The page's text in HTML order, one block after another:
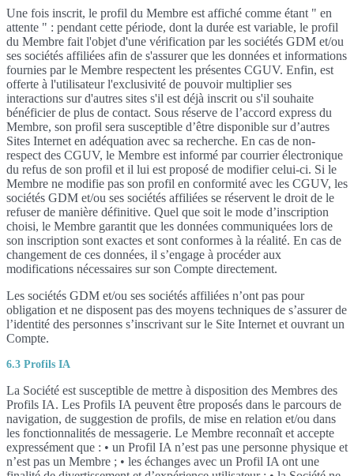
Une fois inscrit, le profil du Membre est affiché comme étant " en
attente " : pendant cette période, dont la durée est variable, le profil
du Membre fait l'objet d'une vérification par les sociétés GDM et/ou
ses sociétés affiliées afin de s'assurer que les données et informations
fournies par le Membre respectent les présentes CGUV. Enfin, est
offerte à l'utilisateur l'exclusivité de pouvoir multiplier ses
interactions sur d'autres sites s'il est déjà inscrit ou s'il souhaite
bénéficier de plus de contact. Sous réserve de l’accord express du
Membre, son profil sera susceptible d’être disponible sur d’autres
Sites Internet en adéquation avec sa recherche. En cas de non-
respect des CGUV, le Membre est informé par courrier électronique
du refus de son profil et il lui est proposé de modifier celui-ci. Si le
Membre ne modifie pas son profil en conformité avec les CGUV, les
sociétés GDM et/ou ses sociétés affiliées se réservent le droit de le
refuser de manière définitive. Quel que soit le mode d’inscription
choisi, le Membre garantit que les données communiquées lors de
son inscription sont exactes et sont conformes à la réalité. En cas de
changement de ces données, il s’engage à procéder aux
modifications nécessaires sur son Compte directement.
Les sociétés GDM et/ou ses sociétés affiliées n’ont pas pour
obligation et ne disposent pas des moyens techniques de s’assurer de
l’identité des personnes s’inscrivant sur le Site Internet et ouvrant un
Compte.
6.3 Profils IA
La Société est susceptible de mettre à disposition des Membres des
Profils IA. Les Profils IA peuvent être proposés dans le parcours de
navigation, de suggestion de profils, de mise en relation et/ou dans
les fonctionnalités de messagerie. Le Membre reconnaît et accepte
expressément que : • un Profil IA n’est pas une personne physique et
n’est pas un Membre ; • les échanges avec un Profil IA ont une